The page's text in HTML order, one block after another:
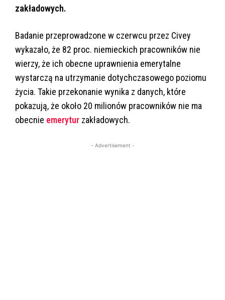
zakładowych.
Badanie przeprowadzone w czerwcu przez Civey
wykazało, że 82 proc. niemieckich pracowników nie
wierzy, że ich obecne uprawnienia emerytalne
wystarczą na utrzymanie dotychczasowego poziomu
życia. Takie przekonanie wynika z danych, które
pokazują, że około 20 milionów pracowników nie ma
obecnie emerytur zakładowych.
- Advertisement -